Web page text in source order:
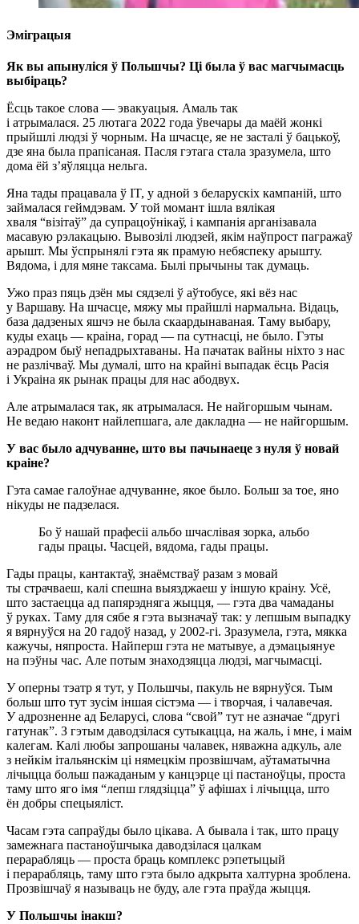
Эміграцыя
Як вы апынуліся ў Польшчы? Ці была ў вас магчымасць
выбіраць?
Ёсць такое слова — эвакуацыя. Амаль так
і атрымалася. 25 лютага 2022 года ўвечары да маёй жонкі
прыйшлі людзі ў чорным. На шчасце, яе не засталі ў бацькоў,
дзе яна была прапіcаная. Пасля гэтага стала зразумела, што
дома ёй з’яўляцца нельга.
Яна тады працавала ў IT, у адной з беларускіх кампаній, што
займалася геймдэвам. У той момант ішла вялікая
хваля “візітаў” да супрацоўнікаў, і кампанія арганізавала
масавую рэлакацыю. Вывозілі людзей, якім наўпрост пагражаў
арышт. Мы ўспрынялі гэта як прамую небяспеку арышту.
Вядома, і для мяне таксама. Былі прычыны так думаць.
Ужо праз пяць дзён мы сядзелі ў аўтобусе, які вёз нас
у Варшаву. На шчасце, мяжу мы прайшлі нармальна. Відаць,
база дадзеных яшчэ не была скаардынаваная. Таму выбару,
куды ехаць — краіна, горад — па сутнасці, не было. Гэты
аэрадром быў непадрыхтаваны. На пачатак вайны ніхто з нас
не разлічваў. Мы думалі, што на крайні выпадак ёсць Расія
і Украіна як рынак працы для нас абодвух.
Але атрымалася так, як атрымалася. Не найгоршым чынам.
Не ведаю наконт найлепшага, але дакладна — не найгоршым.
У вас было адчуванне, што вы пачынаеце з нуля ў новай
краіне?
Гэта самае галоўнае адчуванне, якое было. Больш за тое, яно
нікуды не падзелася.
Бо ў нашай прафесіі альбо шчаслівая зорка, альбо
гады працы. Часцей, вядома, гады працы.
Гады працы, кантактаў, знаёмстваў разам з мовай
ты страчваеш, калі спешна выязджаеш у іншую краіну. Усё,
што застаецца ад папярэдняга жыцця, — гэта два чамаданы
ў руках. Таму для сябе я гэта вызначаў так: у лепшым выпадку
я вярнуўся на 20 гадоў назад, у 2002-гі. Зразумела, гэта, мякка
кажучы, няпроста. Найперш гэта не матывуе, а дэмацыянуе
на пэўны час. Але потым знаходзяцца людзі, магчымасці.
У оперны тэатр я тут, у Польшчы, пакуль не вярнуўся. Тым
больш што тут зусім іншая сістэма — і творчая, і чалавечая.
У адрозненне ад Беларусі, слова “свой” тут не азначае “другі
гатунак”. З гэтым даводзілася сутыкацца, на жаль, і мне, і маім
калегам. Калі любы запрошаны чалавек, няважна адкуль, але
з нейкім італьянскім ці нямецкім прозвішчам, аўтаматычна
лічыцца больш пажаданым у канцэрце ці пастаноўцы, проста
таму што яго імя “лепш глядзіцца” ў афішах і лічыцца, што
ён добры спецыяліст.
Часам гэта сапраўды было цікава. А бывала і так, што працу
замежнага пастаноўшчыка даводзілася цалкам
перарабляць — проста браць комплекс рэпетыцый
і перарабляць, таму што гэта было адкрыта халтурна зроблена.
Прозвішчаў я называць не буду, але гэта праўда жыцця.
У Польшчы інакш?